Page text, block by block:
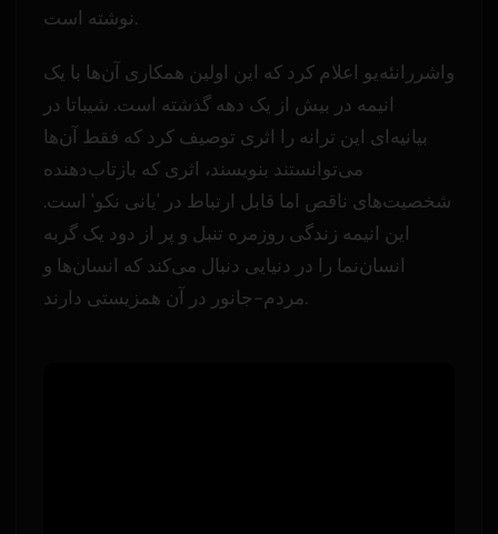
نوشته است.
واشررانئه‌یو اعلام کرد که این اولین همکاری آن‌ها با یک
انیمه در بیش از یک دهه گذشته است. شیباتا در
بیانیه‌ای این ترانه را اثری توصیف کرد که فقط آن‌ها
می‌توانستند بنویسند، اثری که بازتاب‌دهنده
شخصیت‌های ناقص اما قابل ارتباط در 'یانی نکو' است.
این انیمه زندگی روزمره تنبل و پر از دود یک گربه
انسان‌نما را در دنیایی دنبال می‌کند که انسان‌ها و
مردم-جانور در آن همزیستی دارند.